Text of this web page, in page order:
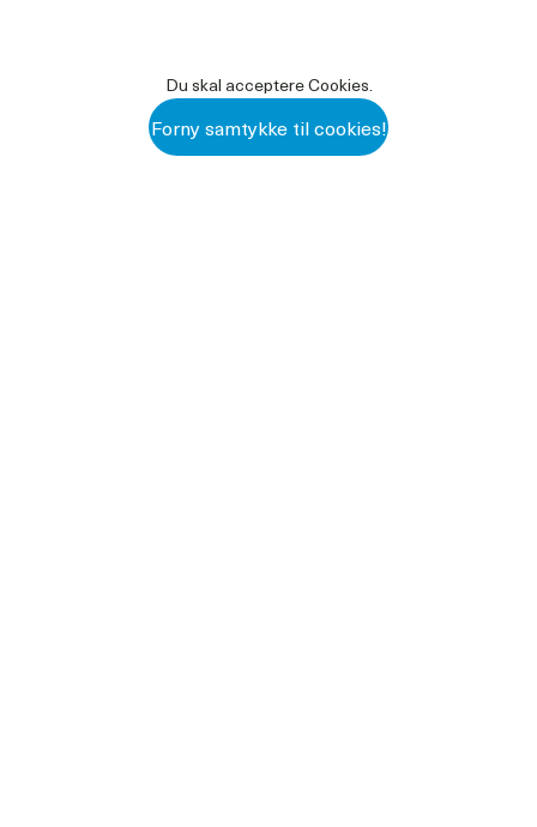
Du skal acceptere Cookies.
Forny samtykke til cookies!